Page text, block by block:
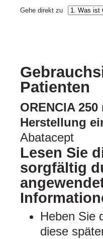
Gehe direkt zu
Patienten
ORENCIA
Herstellung
Abatacept
Lesen Sie
sorgfältig
Heben Sie
diese